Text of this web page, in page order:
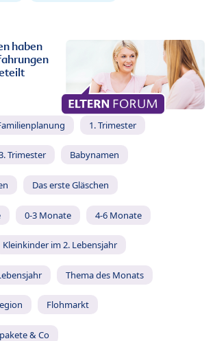
haben
1. Trimester
Trimester Babynamen
Das erste Gläschen
0-3 Monate 4-6 Monate
Kleinkinder im 2. Lebensjahr
Thema des Monats
Flohmarkt
& Co